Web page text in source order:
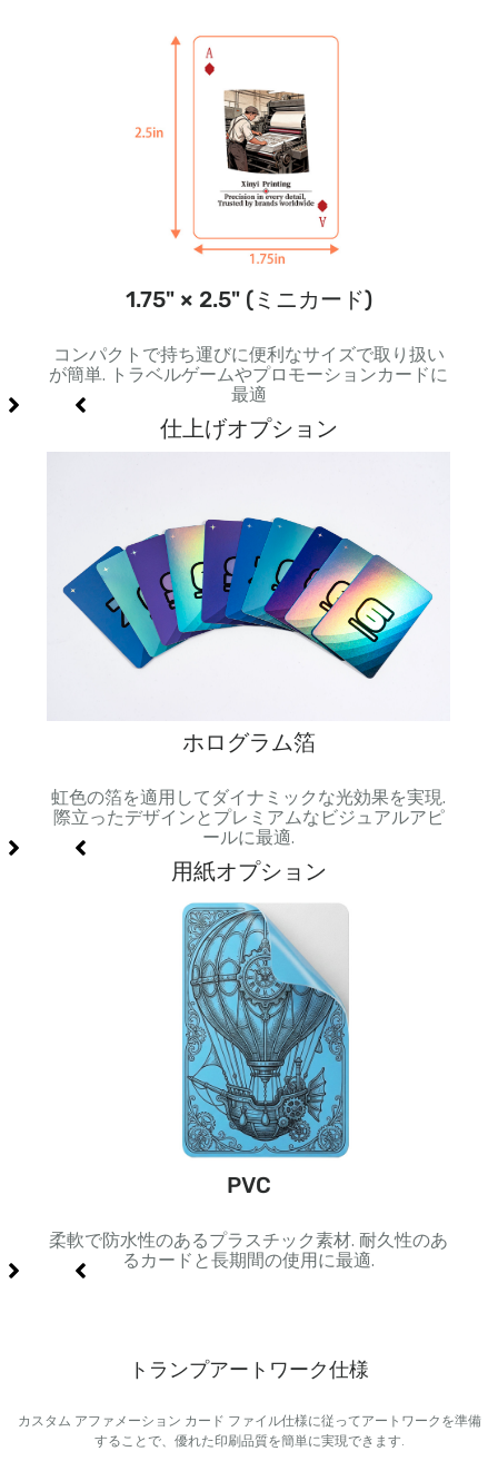
1.75" × 2.5" (ミニカード)
コンパクトで持ち運びに便利なサイズで取り扱い
が簡単. トラベルゲームやプロモーションカードに
最適
仕上げオプション
ホログラム箔
虹色の箔を適用してダイナミックな光効果を実現.
際立ったデザインとプレミアムなビジュアルアピ
ールに最適.
用紙オプション
PVC
柔軟で防水性のあるプラスチック素材. 耐久性のあ
るカードと長期間の使用に最適.
トランプアートワーク仕様
カスタム アファメーション カード ファイル仕様に従ってアートワークを準備
することで、優れた印刷品質を簡単に実現できます.